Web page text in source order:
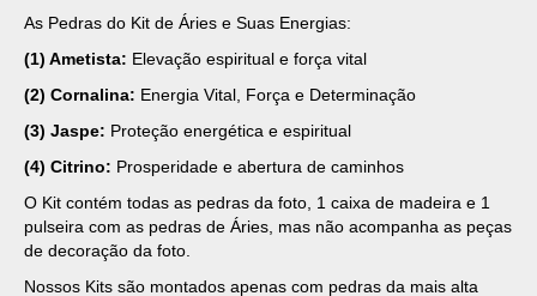
As Pedras do Kit de Áries e Suas Energias:
(1) Ametista: Elevação espiritual e força vital
(2) Cornalina: Energia Vital, Força e Determinação
(3) Jaspe: Proteção energética e espiritual
(4) Citrino: Prosperidade e abertura de caminhos
O Kit contém todas as pedras da foto, 1 caixa de madeira e 1
pulseira com as pedras de Áries, mas não acompanha as peças
de decoração da foto.
Nossos Kits são montados apenas com pedras da mais alta